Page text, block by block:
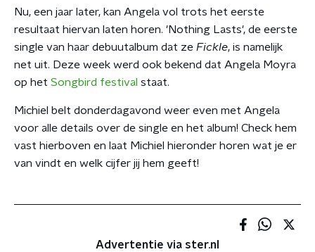
Nu, een jaar later, kan Angela vol trots het eerste
resultaat hiervan laten horen. 'Nothing Lasts', de eerste
single van haar debuutalbum dat ze Fickle, is namelijk
net uit. Deze week werd ook bekend dat Angela Moyra
op het Songbird festival staat.
Michiel belt donderdagavond weer even met Angela
voor alle details over de single en het album! Check hem
vast hierboven en laat Michiel hieronder horen wat je er
van vindt en welk cijfer jij hem geeft!
Advertentie via ster.nl